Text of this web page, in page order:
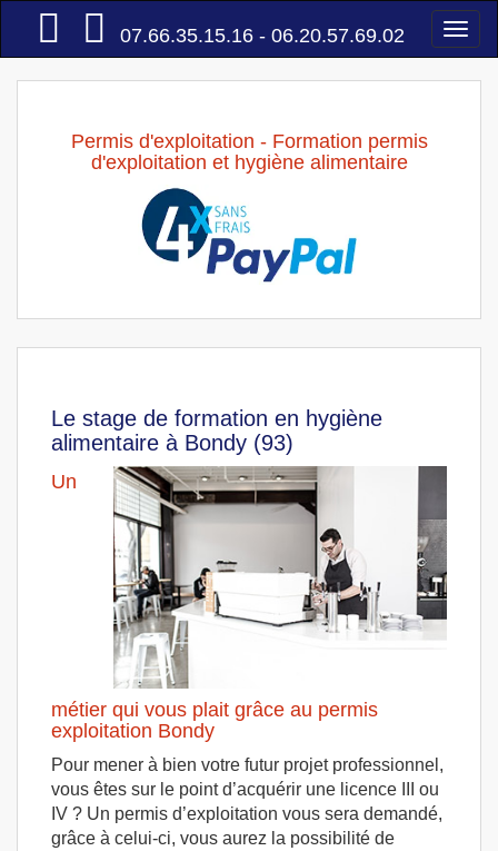
Accueil
07.66.35.15.16 - 06.20.57.69.02
Permis d'exploitation - Formation permis
d'exploitation et hygiène alimentaire
Le stage de formation en hygiène
alimentaire à Bondy (93)
Un
métier qui vous plait grâce au permis
exploitation Bondy
Pour mener à bien votre futur projet professionnel,
vous êtes sur le point d’acquérir une licence III ou
IV ? Un permis d’exploitation vous sera demandé,
grâce à celui-ci, vous aurez la possibilité de